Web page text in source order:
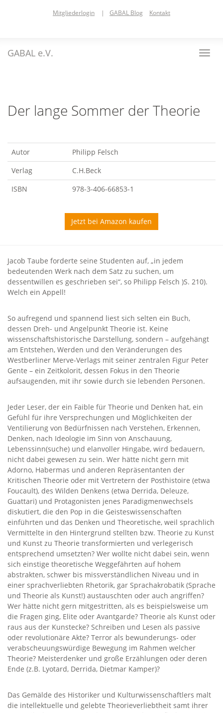
Mitgliederlogin | GABAL Blog Kontakt
GABAL e.V.
Der lange Sommer der Theorie
Autor
Philipp Felsch
Verlag
C.H.Beck
ISBN
978-3-406-66853-1
Jetzt bei Amazon kaufen
Jacob Taube forderte seine Studenten auf, „in jedem
bedeutenden Werk nach dem Satz zu suchen, um
dessentwillen es geschrieben sei“, so Philipp Felsch )S. 210).
Welch ein Appell!
So aufregend und spannend liest sich selten ein Buch,
dessen Dreh- und Angelpunkt Theorie ist. Keine
wissenschaftshistorische Darstellung, sondern – aufgehängt
am Entstehen, Werden und den Veränderungen des
Westberliner Merve-Verlags mit seiner zentralen Figur Peter
Gente – ein Zeitkolorit, dessen Fokus in den Theorie
aufsaugenden, mit ihr sowie durch sie lebenden Personen.
Jeder Leser, der ein Faible für Theorie und Denken hat, ein
Gefühl für ihre Versprechungen und Möglichkeiten der
Ventilierung von Bedürfnissen nach Verstehen, Erkennen,
Denken, nach Ideologie im Sinn von Anschauung,
Lebenssinn(suche) und elanvoller Hingabe, wird bedauern,
nicht dabei gewesen zu sein. Wer hätte nicht gern mit
Adorno, Habermas und anderen Repräsentanten der
Kritischen Theorie oder mit Vertretern der Posthistoire (etwa
Foucault), des Wilden Denkens (etwa Derrida, Deleuze,
Guattari) und Protagonisten jenes Paradigmenwechsels
diskutiert, die den Pop in die Geisteswissenschaften
einführten und das Denken und Theoretische, weil sprachlich
Vermittelte in den Hintergrund stellten bzw. Theorie zu Kunst
und Kunst zu Theorie transformierten und verlegerisch
entsprechend umsetzten? Wer wollte nicht dabei sein, wenn
sich einstige theoretische Weggefährten auf hohem
abstrakten, schwer bis missverständlichen Niveau und in
einer sprachverliebten Rhetorik, gar Sprachakrobatik (Sprache
und Theorie als Kunst!) austauschten oder auch angriffen?
Wer hätte nicht gern mitgestritten, als es beispielsweise um
die Fragen ging, Elite oder Avantgarde? Theorie als Kunst oder
raus aus der Kunstecke? Schreiben und Lesen als passive
oder revolutionäre Akte? Terror als bewunderungs- oder
verabscheuungswürdige Bewegung im Rahmen welcher
Theorie? Meisterdenker und große Erzählungen oder deren
Ende (z.B. Lyotard, Derrida, Dietmar Kamper)?
Das Gemälde des Historiker und Kulturwissenschaftlers malt
die intellektuelle und gelebte Theorieverliebtheit samt ihrer